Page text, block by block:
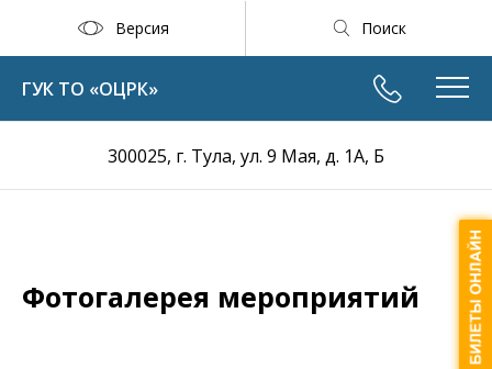
Версия Поиск
300025, г. Тула, ул. 9 Мая, д. 1А, Б
ГУК ТО «ОЦРК»
Фотогалерея мероприятий